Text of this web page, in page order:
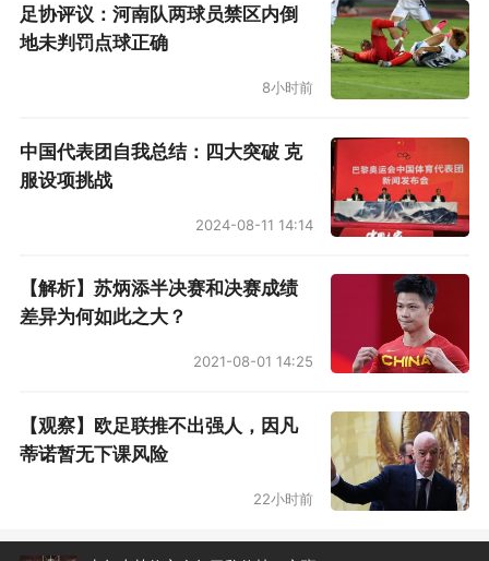
足协评议：河南队两球员禁区内倒
地未判罚点球正确
8小时前
中国代表团自我总结：四大突破 克
服设项挑战
2024-08-11 14:14
【解析】苏炳添半决赛和决赛成绩
差异为何如此之大？
2021-08-01 14:25
【观察】欧足联推不出强人，因凡
蒂诺暂无下课风险
22小时前